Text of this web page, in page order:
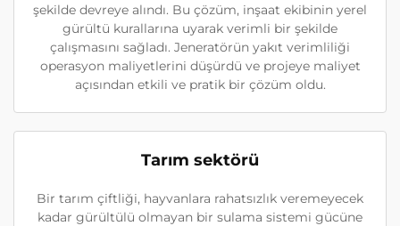
şekilde devreye alındı. Bu çözüm, inşaat ekibinin yerel
gürültü kurallarına uyarak verimli bir şekilde
çalışmasını sağladı. Jeneratörün yakıt verimliliği
operasyon maliyetlerini düşürdü ve projeye maliyet
açısından etkili ve pratik bir çözüm oldu.
Tarım sektörü
Bir tarım çiftliği, hayvanlara rahatsızlık veremeyecek
kadar gürültülü olmayan bir sulama sistemi gücüne